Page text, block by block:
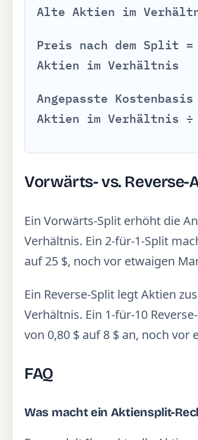
Alte Aktien im
Preis nach dem Split
Aktien im Verhältnis
Angepasste
Aktien im Verhältnis ÷
Vorwärts- vs. Reverse-
Ein Vorwärts-Split erhöht die
Verhältnis. Ein 2-für-1-Split
auf 25 $, noch vor etwaigen
Ein Reverse-Split legt Aktien
Verhältnis. Ein 1-für-10
von 0,80 $ auf 8 $ an, noch
FAQ
Was macht ein Aktiensplit-